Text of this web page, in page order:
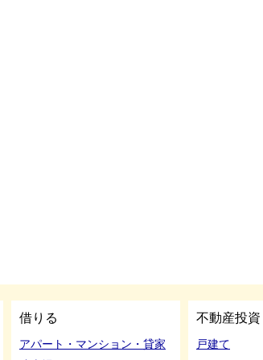
借りる
アパート・マンション・貸家
不動産投資
戸建て